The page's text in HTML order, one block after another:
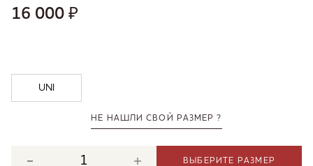
16 000 ₽
НЕ НАШЛИ СВОЙ РАЗМЕР ?
UNI
ВЫБЕРИТЕ РАЗМЕР